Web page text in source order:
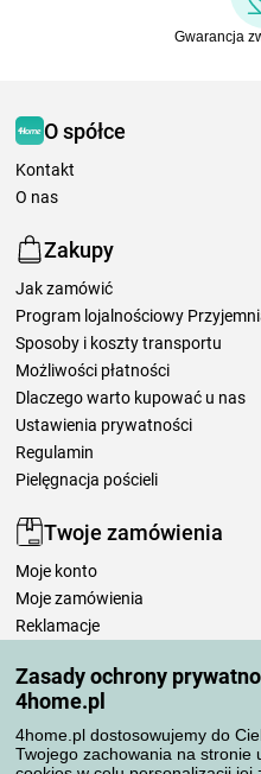
Zasady ochrony
4home.pl
4home.pl dostosowujemy do
Twojego zachowania na stronie
Gwarancja
O spółce
Kontakt
O nas
Zakupy
Jak zamówić
Program lojalnościowy
Sposoby i koszty transportu
Możliwości płatności
Dlaczego warto kupować u nas
Ustawienia prywatności
Regulamin
Pielęgnacja pościeli
Twoje zamówienia
Moje konto
Moje zamówienia
Reklamacje
Zasady przetwarzania recenzji
Sposoby transportu